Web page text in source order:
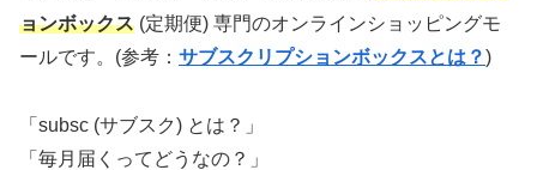
ョンボックス (定期便) 専門のオンラインショッピングモ
ールです。(参考： サブスクリプションボックスとは？)
「subsc (サブスク) とは？」
「毎月届くってどうなの？」